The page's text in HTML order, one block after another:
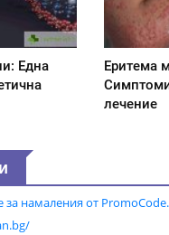
Една
Еритема
лечение
намаления от